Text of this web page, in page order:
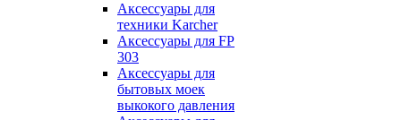
Аксессуары для
техники Karcher
Аксессуары для FP
303
Аксессуары для
бытовых моек
выкокого давления